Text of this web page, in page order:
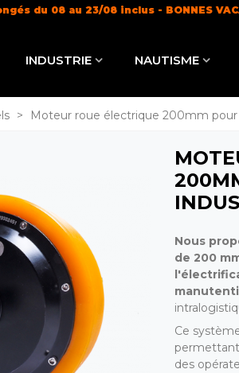
du 08 au 23/08 inclus - BONNES
INDUSTRIE NAUTISME
> Moteur roue électrique 200mm
Nous
de 200
Ce
des